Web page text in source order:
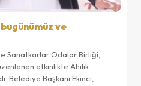
ve
Sanatkarlar Odalar Birliği,
etkinlikte Ahilik
Belediye Başkanı Ekinci,